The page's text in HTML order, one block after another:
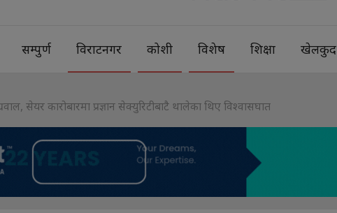
सम्पुर्ण विराटनगर कोशी विशेष शिक्षा खेलकुद
सेयर कारोबारमा प्रज्ञान सेक्युरिटीबाटै थालेका थिए विश्वासघात